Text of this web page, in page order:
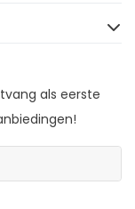
als eerste